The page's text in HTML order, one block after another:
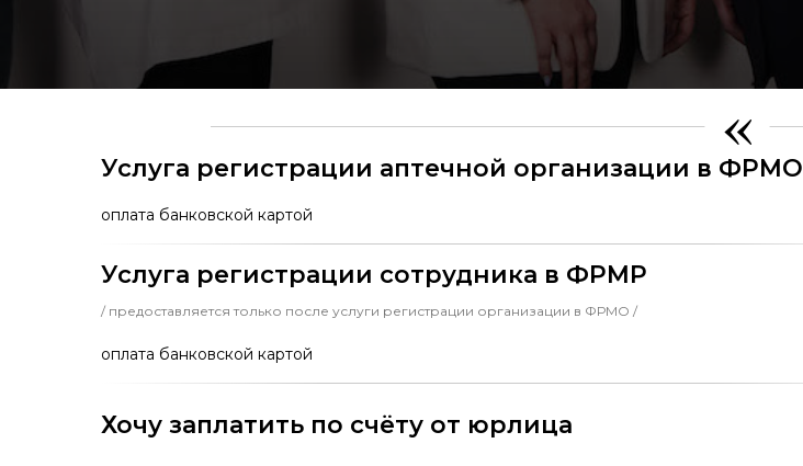
«
Услуга регистрации аптечной организации в ФРМО
оплата банковской картой
Услуга регистрации сотрудника в ФРМР
/ предоставляется только после услуги регистрации организации в ФРМО /
оплата банковской картой
Хочу заплатить по счёту от юрлица